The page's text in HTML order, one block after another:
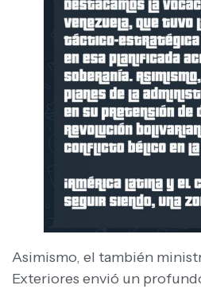
Asimismo, el también
Exteriores envió un